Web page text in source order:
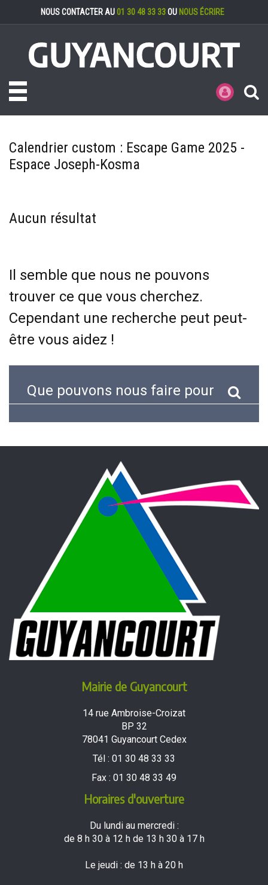
NOUS CONTACTER AU 01 30 48 33 33OU NOUS ÉCRIRE
Toggle navigation MES
Calendrier custom : Escape Game 2025 -
Espace Joseph-Kosma
Aucun résultat
Il semble que nous ne pouvons
trouver ce que vous cherchez.
Cependant une recherche peut peut-
être vous aidez !
Mairie de Guyancourt
14 rue Ambroise-Croizat
BP 32
78041 Guyancourt Cedex
Tél : 01 30 48 33 33
Fax : 01 30 48 33 49
Horaires d'ouverture
Du lundi au mercredi :
de 8 h 30 à 12 h de 13 h 30 à 17 h
Le jeudi : de 13 h à 20 h